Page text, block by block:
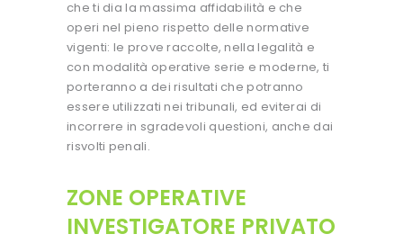
che ti dia la massima affidabilità e che
operi nel pieno rispetto delle normative
vigenti: le prove raccolte, nella legalità e
con modalità operative serie e moderne, ti
porteranno a dei risultati che potranno
essere utilizzati nei tribunali, ed eviterai di
incorrere in sgradevoli questioni, anche dai
risvolti penali.
ZONE OPERATIVE
INVESTIGATORE PRIVATO